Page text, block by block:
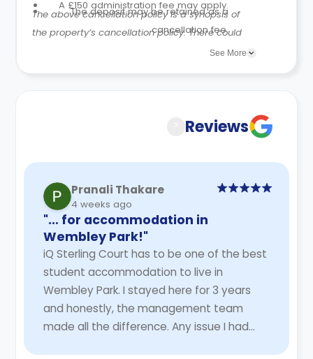
A £150 administration fee may apply.
The deposit may be retained as a
cancellation fee.
The above cancellation policy is a synopsis of
the property’s cancellation policy. There could
be a few changes incorporated from time to
See More
Reviews
Pranali Thakare
4 weeks ago
"… for accommodation in
Wembley Park!"
iQ Sterling Court has to be one of the best
student accommodation to live in
Wembley Park. I stayed here for 3 years
and honestly, the management team
made all the difference. Any issue I had